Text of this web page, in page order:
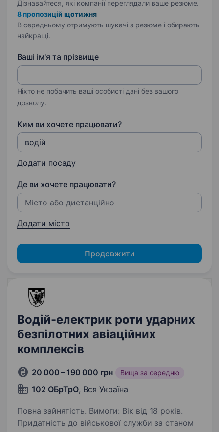
Дізнавайтеся, які компанії переглядали ваше резюме.
8 пропозицій щотижня
В середньому отримують шукачі з резюме і обирають
найкращі.
Ваші ім'я та прізвище
Ніхто не побачить ваші особисті дані без вашого
дозволу.
Ким ви хочете працювати?
Додати посаду
Де ви хочете працювати?
Додати місто
Продовжити
Водій-електрик роти ударних
безпілотних авіаційних
комплексів
20 000 – 190 000 грн Вища за середню
102 ОБрТрО, Вся Україна
Повна зайнятість. Вимоги: Вік від 18 років.
Придатність до військової служби за станом